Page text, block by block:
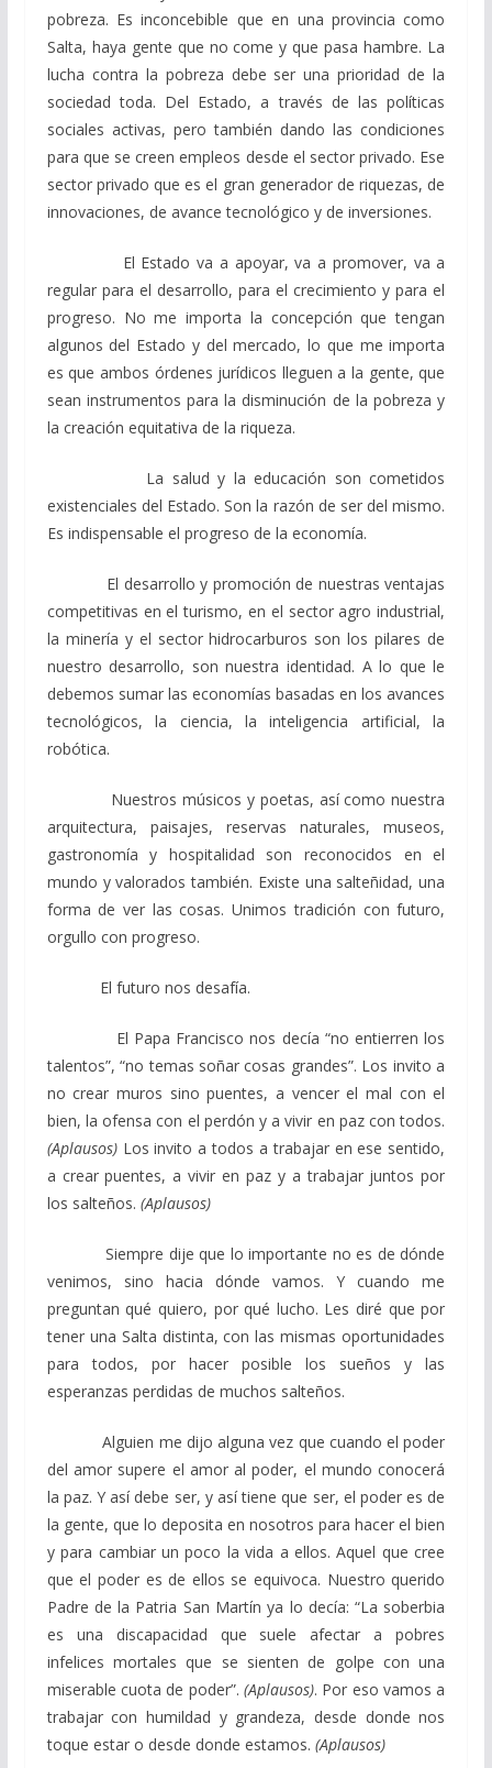
pobreza. Es inconcebible que en una provincia como
Salta, haya gente que no come y que pasa hambre. La
lucha contra la pobreza debe ser una prioridad de la
sociedad toda. Del Estado, a través de las políticas
sociales activas, pero también dando las condiciones
para que se creen empleos desde el sector privado. Ese
sector privado que es el gran generador de riquezas, de
innovaciones, de avance tecnológico y de inversiones.
El Estado va a apoyar, va a promover, va a
regular para el desarrollo, para el crecimiento y para el
progreso. No me importa la concepción que tengan
algunos del Estado y del mercado, lo que me importa
es que ambos órdenes jurídicos lleguen a la gente, que
sean instrumentos para la disminución de la pobreza y
la creación equitativa de la riqueza.
La salud y la educación son cometidos
existenciales del Estado. Son la razón de ser del mismo.
Es indispensable el progreso de la economía.
El desarrollo y promoción de nuestras ventajas
competitivas en el turismo, en el sector agro industrial,
la minería y el sector hidrocarburos son los pilares de
nuestro desarrollo, son nuestra identidad. A lo que le
debemos sumar las economías basadas en los avances
tecnológicos, la ciencia, la inteligencia artificial, la
robótica.
Nuestros músicos y poetas, así como nuestra
arquitectura, paisajes, reservas naturales, museos,
gastronomía y hospitalidad son reconocidos en el
mundo y valorados también. Existe una salteñidad, una
forma de ver las cosas. Unimos tradición con futuro,
orgullo con progreso.
El futuro nos desafía.
El Papa Francisco nos decía “no entierren los
talentos”, “no temas soñar cosas grandes”. Los invito a
no crear muros sino puentes, a vencer el mal con el
bien, la ofensa con el perdón y a vivir en paz con todos.
(Aplausos)Los invito a todos a trabajar en ese sentido,
a crear puentes, a vivir en paz y a trabajar juntos por
los salteños. (Aplausos)
Siempre dije que lo importante no es de dónde
venimos, sino hacia dónde vamos. Y cuando me
preguntan qué quiero, por qué lucho. Les diré que por
tener una Salta distinta, con las mismas oportunidades
para todos, por hacer posible los sueños y las
esperanzas perdidas de muchos salteños.
Alguien me dijo alguna vez que cuando el poder
del amor supere el amor al poder, el mundo conocerá
la paz. Y así debe ser, y así tiene que ser, el poder es de
la gente, que lo deposita en nosotros para hacer el bien
y para cambiar un poco la vida a ellos. Aquel que cree
que el poder es de ellos se equivoca. Nuestro querido
Padre de la Patria San Martín ya lo decía: “La soberbia
es una discapacidad que suele afectar a pobres
infelices mortales que se sienten de golpe con una
miserable cuota de poder”. (Aplausos). Por eso vamos a
trabajar con humildad y grandeza, desde donde nos
toque estar o desde donde estamos. (Aplausos)